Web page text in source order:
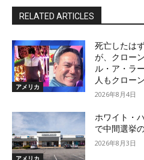
RELATED ARTICLES
アメリカ
死亡したは
が、クロー
ル・ア・ラ
人もクロー
2026年8月4日
アメリカ
ホワイト・
で中間選挙
2026年8月3日